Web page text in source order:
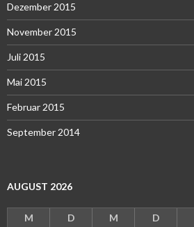
Dezember 2015
November 2015
Juli 2015
Mai 2015
Februar 2015
September 2014
AUGUST 2026
M D M D